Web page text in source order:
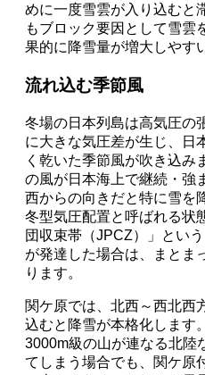
めに一度雪雲が入り込むと
もブロック要因として雪雲
果的に降雪量が増大しやす
流れ込む季節風
冬場の日本列島は高気圧の
に大きな気圧差が生じ、日
く乾いた季節風が吹き込み
の風が日本海上で継続・強
西からの向きだと特に雪を
冬型気圧配置と呼ばれる状
団収束帯（JPCZ）」とい
が発達した場合は、まとま
ります。
関ケ原では、北西～西北西
込むと降雪が本格化します
3000m級の山が連なる北陸
てしまう場合でも、関ケ原